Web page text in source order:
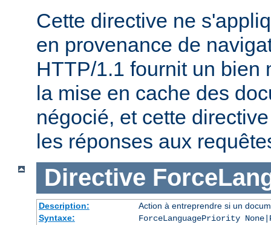
Cette directive ne
en provenance de
HTTP/1.1 fournit un bien
la mise en cache des
négocié, et cette
les réponses aux
Directive
Description:
Action à entreprendre si un
Syntaxe:
ForceLanguagePriority